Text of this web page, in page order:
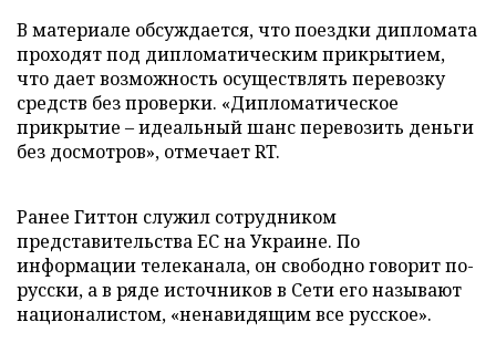
В материале обсуждается, что поездки дипломата
проходят под дипломатическим прикрытием,
что дает возможность осуществлять перевозку
средств без проверки. «Дипломатическое
прикрытие – идеальный шанс перевозить деньги
без досмотров», отмечает RT.
Ранее Гиттон служил сотрудником
представительства ЕС на Украине. По
информации телеканала, он свободно говорит по-
русски, а в ряде источников в Сети его называют
националистом, «ненавидящим все русское».